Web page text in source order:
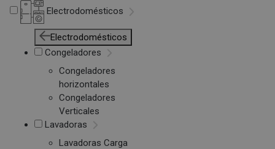
Electrodomésticos
Electrodomésticos
Congeladores
Congeladores
horizontales
Congeladores
Verticales
Lavadoras
Lavadoras Carga